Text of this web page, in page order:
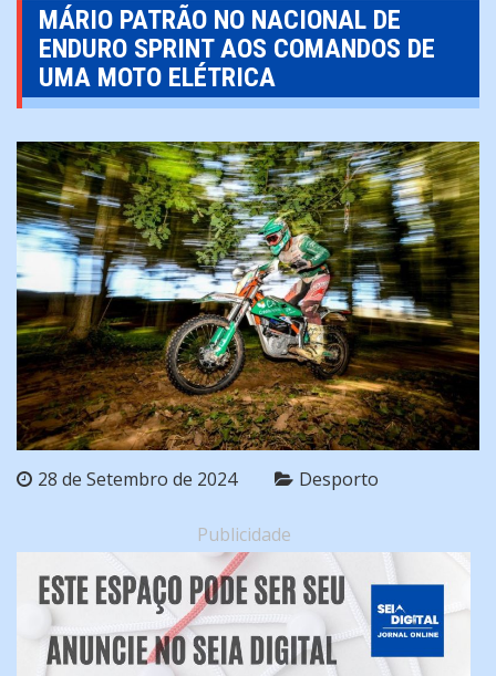
MÁRIO PATRÃO NO NACIONAL DE
ENDURO SPRINT AOS COMANDOS DE
UMA MOTO ELÉTRICA
28 de Setembro de 2024 Desporto
Publicidade